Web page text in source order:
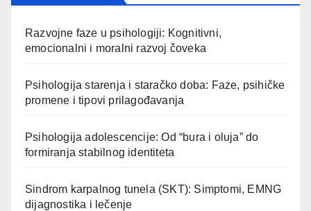
Razvojne faze u psihologiji: Kognitivni,
emocionalni i moralni razvoj čoveka
Psihologija starenja i staračko doba: Faze, psihičke
promene i tipovi prilagođavanja
Psihologija adolescencije: Od “bura i oluja” do
formiranja stabilnog identiteta
Sindrom karpalnog tunela (SKT): Simptomi, EMNG
dijagnostika i lečenje